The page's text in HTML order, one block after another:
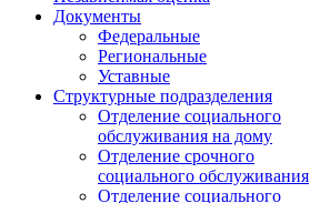
Документы
Федеральные
Региональные
Уставные
Структурные подразделения
Отделение социального
обслуживания на дому
Отделение срочного
социального обслуживания
Отделение социального